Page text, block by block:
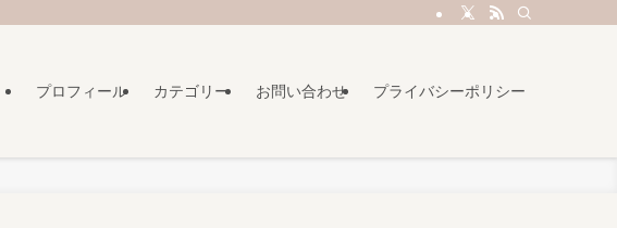
プロフィール カテゴリー お問い合わせ プライバシーポリシー